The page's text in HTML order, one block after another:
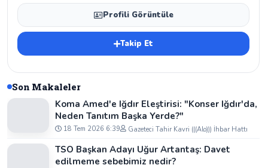
Profili Görüntüle
Takip Et
Son Makaleler
Koma Amed'e Iğdır Eleştirisi: "Konser Iğdır'da,
Neden Tanıtım Başka Yerde?"
18 Tem 2026 6:39 Gazeteci Tahir Kavri (((Alo))) İhbar Hattı
TSO Başkan Adayı Uğur Artantaş: Davet
edilmeme sebebimiz nedir?